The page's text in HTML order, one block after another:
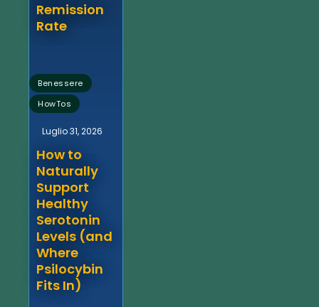
Remission
Rate
Benessere ,
HowTos
Luglio 31, 2026
How to
Naturally
Support
Healthy
Serotonin
Levels (and
Where
Psilocybin
Fits In)